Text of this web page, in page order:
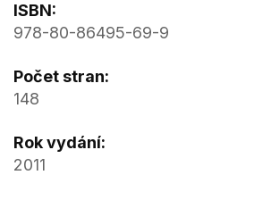
ISBN:
978-80-86495-69-9
Počet stran:
148
Rok vydání:
2011